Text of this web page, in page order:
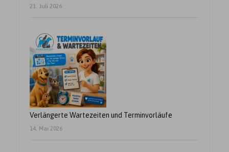
21. Juli 2026
Verlängerte Wartezeiten und Terminvorläufe
14. Mai 2026